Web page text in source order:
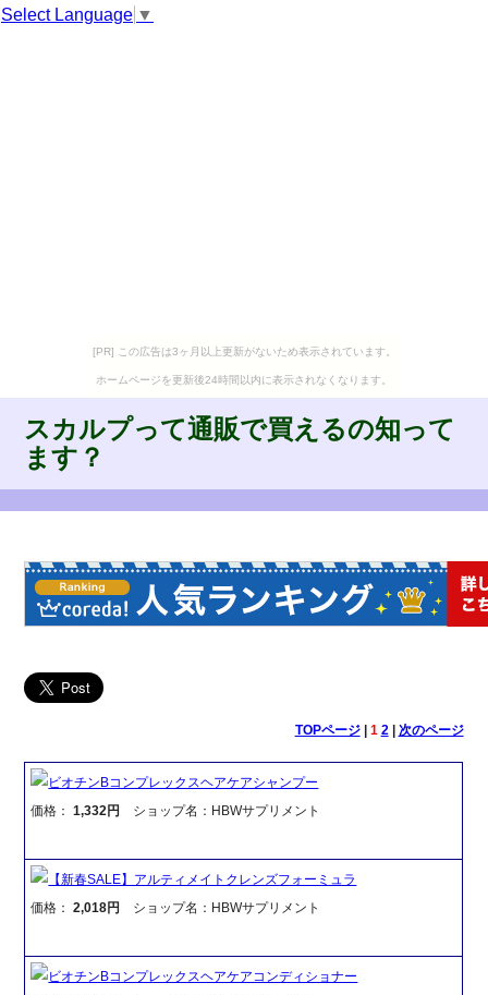
Select Language ▼
[PR] この広告は3ヶ月以上更新がないため表示されています。
ホームページを更新後24時間以内に表示されなくなります。
スカルプって通販で買えるの知って
ます？
TOPページ| 1 2| 次のページ
ビオチンBコンプレックスヘアケアシャンプー
価格：1,332円 ショップ名：HBWサプリメント
【新春SALE】アルティメイトクレンズフォーミュラ
価格：2,018円 ショップ名：HBWサプリメント
ビオチンBコンプレックスヘアケアコンディショナー